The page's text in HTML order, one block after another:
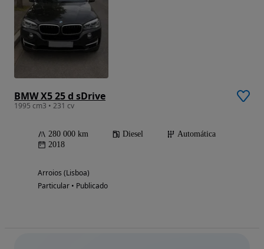
BMW X5 25 d sDrive
1995 cm3 • 231 cv
280 000 km Diesel
Automática
2018
Arroios (Lisboa)
Particular • Publicado